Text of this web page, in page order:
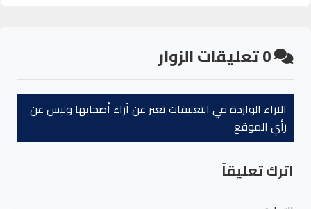
0تعليقات الزوار
الآراء الواردة في التعليقات تعبر عن آراء أصحابها وليس عن
رأي الموقع
اترك تعليقاً